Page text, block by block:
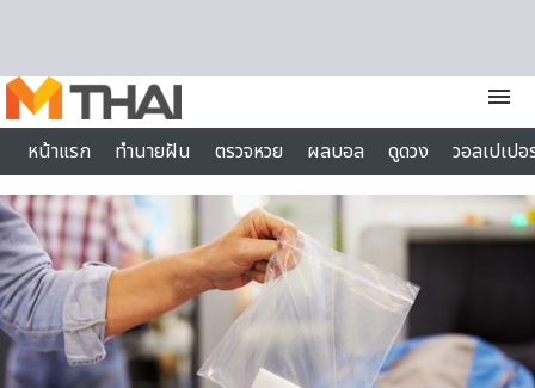
menu
หน้าแรก
ทำนายฝัน ตรวจหวย ผลบอล ดูดวง
วอลเปเป
ไลฟ์สไตล์